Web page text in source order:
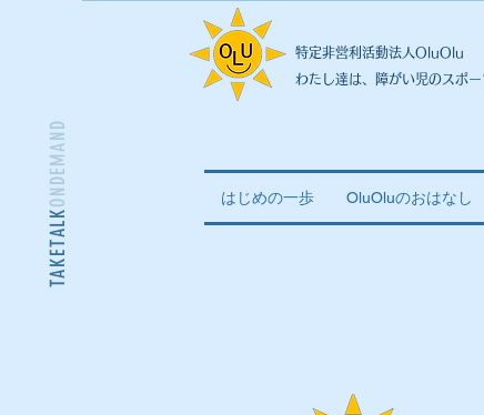
TAKETALK
ONDEMAND
特定非営利活動法人OluOlu
わたし達は、障がい児のスポ
はじめの一歩 OluOluのおはなし